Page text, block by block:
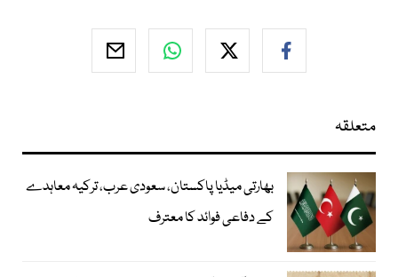
متعلقہ
بھارتی میڈیا پاکستان، سعودی عرب، ترکیہ معاہدے
کے دفاعی فوائد کا معترف